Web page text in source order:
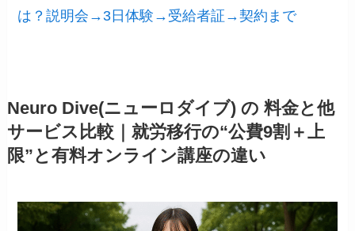
は？説明会→3日体験→受給者証→契約まで
Neuro Dive(ニューロダイブ) の 料金と他
サービス比較｜就労移行の“公費9割＋上
限”と有料オンライン講座の違い